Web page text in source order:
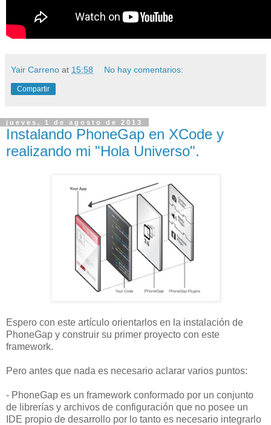
Yair Carreno at 15:58 No hay comentarios:
Compartir
jueves, 1 de agosto de 2013
Instalando PhoneGap en XCode y
realizando mi "Hola Universo".
Espero con este artículo orientarlos en la instalación de
PhoneGap y construir su primer proyecto con este
framework.
Pero antes que nada es necesario aclarar varios puntos:
- PhoneGap es un framework conformado por un conjunto
de librerías y archivos de configuración que no posee un
IDE propio de desarrollo por lo tanto es necesario integrarlo